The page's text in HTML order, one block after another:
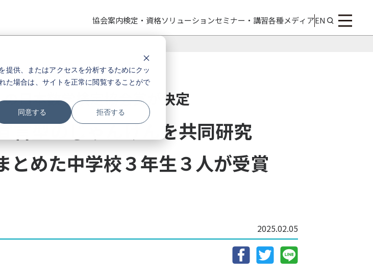
提供、またはアクセスを分析するためにクッ
た場合は、サイトを正常に閲覧することがで
同意する 拒否する
協会案内検定・資格ソリューションセミナー・講習各種メディアEN
の日本数学検定協会賞が決定
言型のじゃんけんを共同研究
とめた中学校３年生３人が受賞
2025.02.05